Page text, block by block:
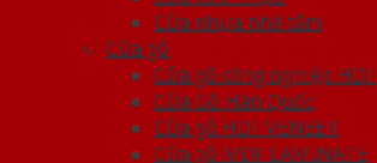
Cửa nhựa nhà tắm
Cửa gỗ
Cửa gỗ công nghiệp HDF
Cửa Gỗ Hàn Quốc
Cửa gỗ HDF VENEER
Cửa gỗ MDF LAMINATE